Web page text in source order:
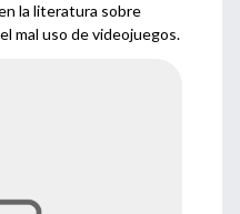
la literatura sobre
mal uso de videojuegos.